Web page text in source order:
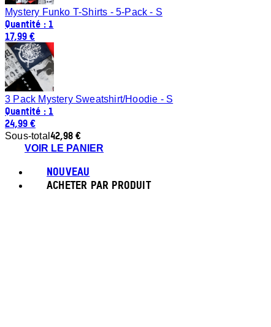
Mystery Funko T-Shirts - 5-Pack - S
Quantité : 1
17,99 €
3 Pack Mystery Sweatshirt/Hoodie - S
Quantité : 1
24,99 €
Sous-total 42,98 €
VOIR LE PANIER
NOUVEAU
ACHETER PAR PRODUIT